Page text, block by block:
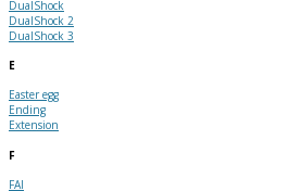
DualShock
DualShock 2
DualShock 3
E
Easter egg
Ending
Extension
F
FAI